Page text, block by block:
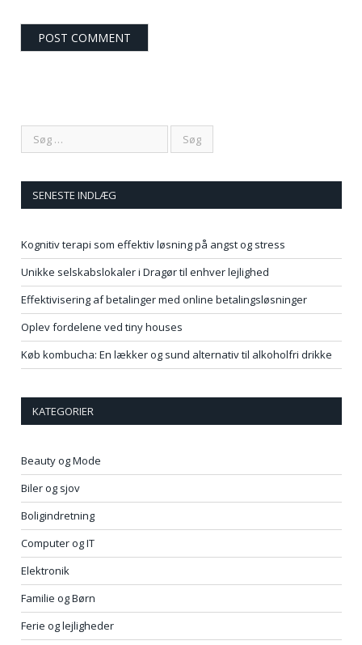
SENESTE INDLÆG
Kognitiv terapi som effektiv løsning på angst og stress
Unikke selskabslokaler i Dragør til enhver lejlighed
Effektivisering af betalinger med online betalingsløsninger
Oplev fordelene ved tiny houses
Køb kombucha: En lækker og sund alternativ til alkoholfri drikke
KATEGORIER
Beauty og Mode
Biler og sjov
Boligindretning
Computer og IT
Elektronik
Familie og Børn
Ferie og lejligheder